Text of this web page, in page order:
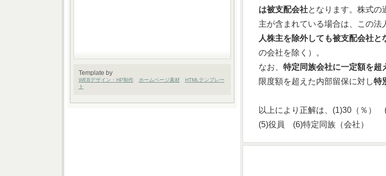
は被支配会社となります。株式の
主が含まれている場合は、この法
人株主を除外しても被支配会社
の会社を除く）。
なお、 特定同族会社に一定額を超
限度額を超えた内部留保に対し特
以上により正解は、(1)30（％
(5)役員 (6)特定同族（会社）
Template by
WEBデザイン・HP制作 ホームページ素材
HTMLテンプレー
ト